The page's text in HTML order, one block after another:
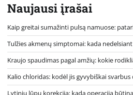
Naujausi įrašai
Kaip greitai sumažinti pulsą namuose:
Tulžies akmenų simptomai: kada
Kraujo spaudimas pagal amžių: kokie
Kalio chloridas: kodėl jis gyvybiškai
Lytinių lūpų korekcija: kada operacija